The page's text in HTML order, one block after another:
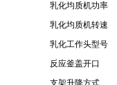
乳化均质机功率
乳化均质机转速
乳化工作头型号
反应釜盖开口
支架升降方式